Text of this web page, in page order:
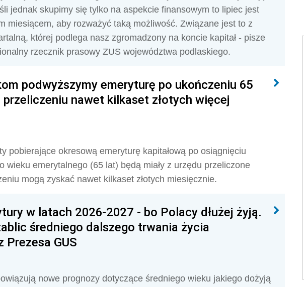
jednak skupimy się tylko na aspekcie finansowym to lipiec jest
miesiącem, aby rozważyć taką możliwość. Związane jest to z
której podlega nasz zgromadzony na koncie kapitał - pisze
rzecznik prasowy ZUS województwa podlaskiego.
podwyższymy emeryturę po ukończeniu 65
nawet kilkaset złotych więcej
pobierające okresową emeryturę kapitałową po osiągnięciu
wieku emerytalnego (65 lat) będą miały z urzędu przeliczone
mogą zyskać nawet kilkaset złotych miesięcznie.
w latach 2026-2027 - bo Polacy dłużej żyją.
średniego dalszego trwania życia
Prezesa GUS
nowe prognozy dotyczące średniego wieku jakiego dożyją